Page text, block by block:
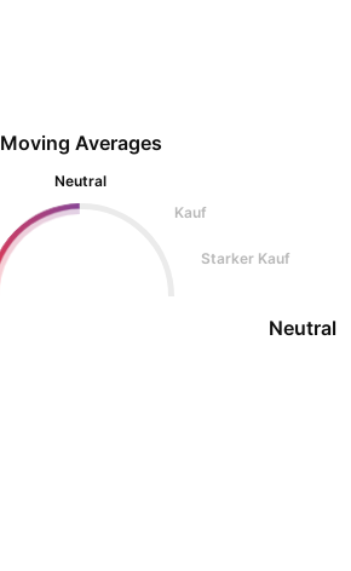
Moving Averages
Neutral
Kauf
Starker Kauf
Neutral